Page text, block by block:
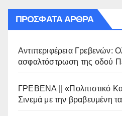
ΠΡΌΣΦΑΤΑ ΆΡΘΡΑ
Αντιπεριφέρεια Γρεβενών:
ασφαλτόστρωση της οδού
ΓΡΕΒΕΝΑ || «Πολιτιστικό
Σινεμά με την βραβευμένη